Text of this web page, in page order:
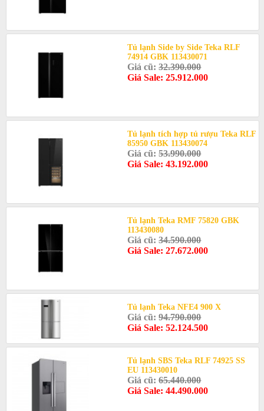
Tủ lạnh Side by Side Teka RLF
74914 GBK 113430071
Giá cũ:32.390.000
Giá Sale: 25.912.000
Tủ lạnh tích hợp tủ rượu Teka RLF
85950 GBK 113430074
Giá cũ:53.990.000
Giá Sale: 43.192.000
Tủ lạnh Teka RMF 75820 GBK
113430080
Giá cũ:34.590.000
Giá Sale: 27.672.000
Tủ lạnh Teka NFE4 900 X
Giá cũ:94.790.000
Giá Sale: 52.124.500
Tủ lạnh SBS Teka RLF 74925 SS
EU 113430010
Giá cũ:65.440.000
Giá Sale: 44.490.000